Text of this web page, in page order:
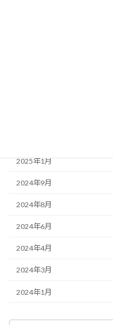
2025年1月
2024年9月
2024年8月
2024年6月
2024年4月
2024年3月
2024年1月